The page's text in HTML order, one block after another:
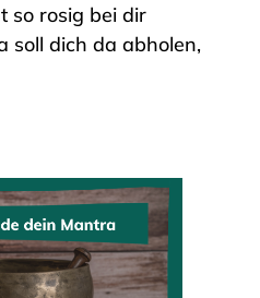
so rosig bei dir
soll dich da abholen,